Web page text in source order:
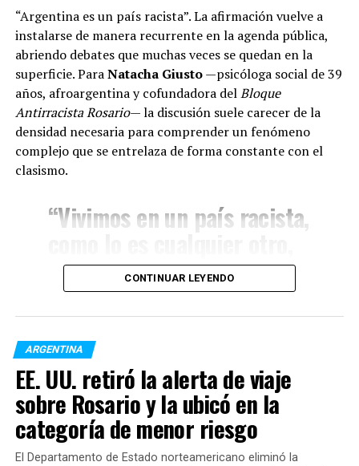
Modalidad remota y flexibilidad:Promover el
teletrabajo (home office) en las actividades donde
sea factible, así como la flexibilización en los
horarios de ingreso para disminuir el flujo
vehicular durante el temporal.
“Argentina es un país racista”. La afirmación vuelve a
instalarse de manera recurrente en la agenda pública,
abriendo debates que muchas veces se quedan en la
superficie. ParaNatacha Giusto—psicóloga social de 39
años, afroargentina y cofundadora delBloque
Antirracista Rosario— la discusión suele carecer de la
densidad necesaria para comprender un fenómeno
complejo que se entrelaza de forma constante con el
clasismo.
“Vivimos en un país racista,
pero tiene sus
particularidades. Si bien no
hubo un sistema de
segregación racial
legalizado como en Estados
Unidos o Sudáfrica, si hoy
tuviéramos que pensar en
un grupo de personas que
CONTINUAR LEYENDO
ARGENTINA
EE. UU. retiró la alerta de viaje
sobre Rosario y la ubicó en la
categoría de menor riesgo
El Departamento de Estado norteamericano eliminó la